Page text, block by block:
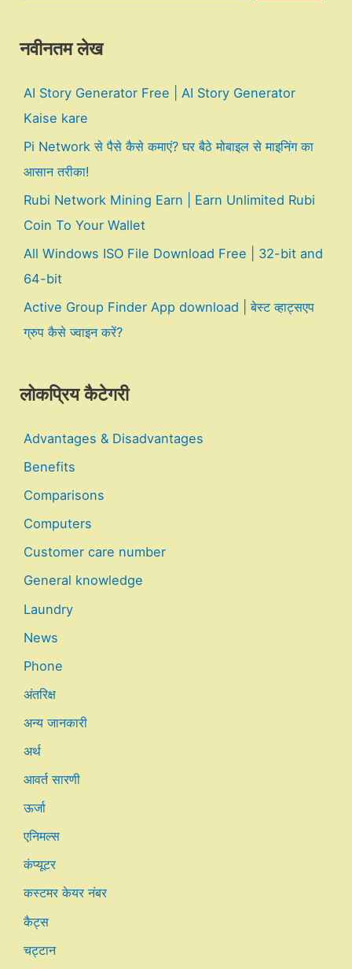
नवीनतम लेख
AI Story Generator Free | AI Story Generator
Kaise kare
Pi Network से पैसे कैसे कमाएं? घर बैठे मोबाइल से माइनिंग का
आसान तरीका!
Rubi Network Mining Earn | Earn Unlimited Rubi
Coin To Your Wallet
All Windows ISO File Download Free | 32-bit and
64-bit
Active Group Finder App download | बेस्ट व्हाट्सएप
ग्रुप कैसे ज्वाइन करें?
लोकप्रिय कैटेगरी
Advantages & Disadvantages
Benefits
Comparisons
Computers
Customer care number
General knowledge
Laundry
News
Phone
अंतरिक्ष
अन्य जानकारी
अर्थ
आवर्त सारणी
ऊर्जा
एनिमल्स
कंप्यूटर
कस्टमर केयर नंबर
कैट्स
चट्टान